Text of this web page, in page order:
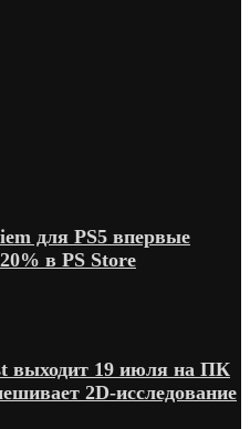
для PS5 впервые
в PS Store
выходит 19 июля на ПК
2D-исследование